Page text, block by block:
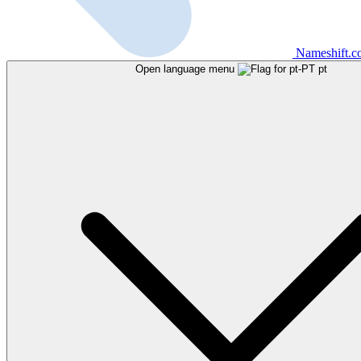
Open language menu pt